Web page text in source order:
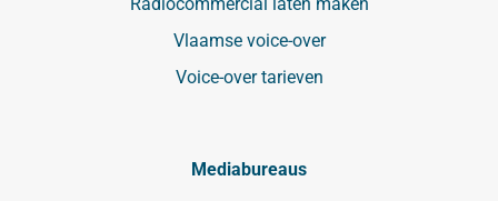
Radiocommercial laten maken
Vlaamse voice-over
Voice-over tarieven
Mediabureaus